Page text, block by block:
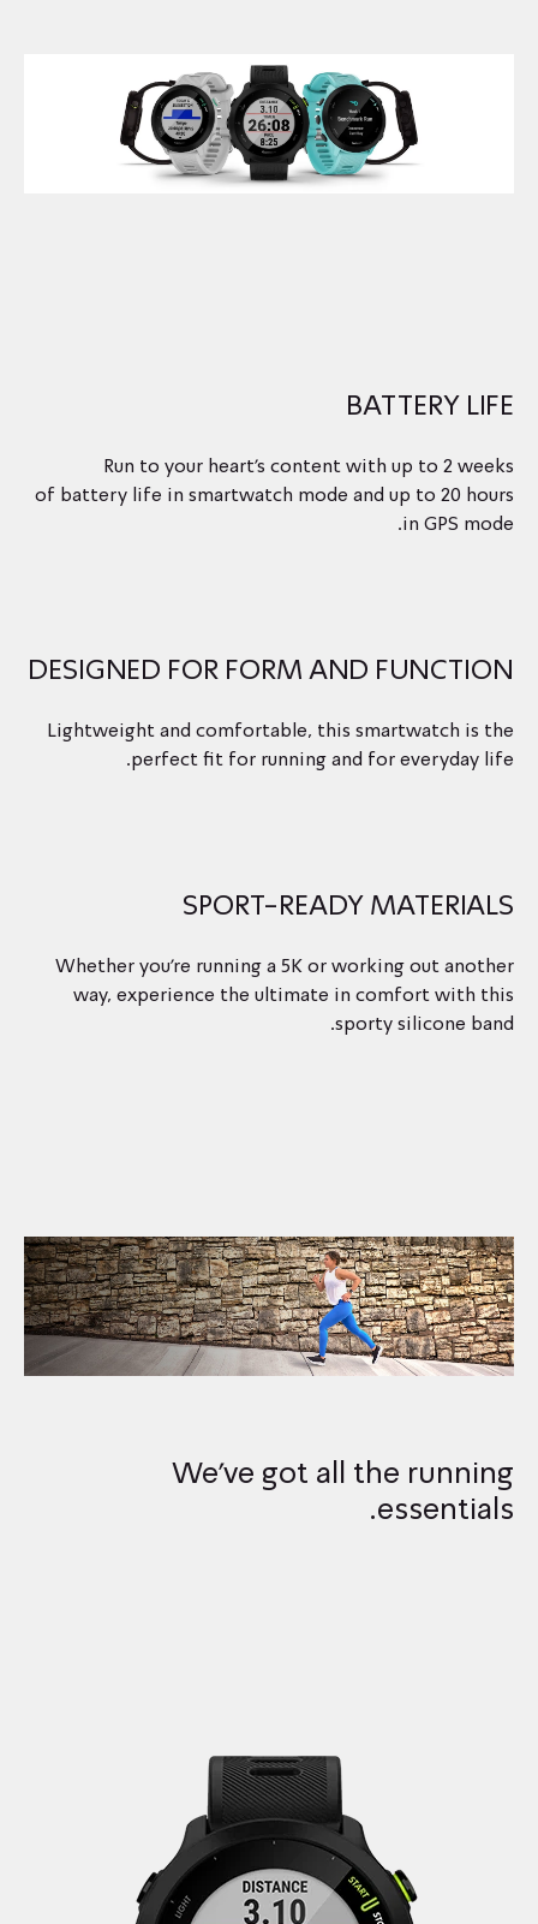
BATTERY LIFE
Run to your heart’s content with up to 2 weeks
of battery life in smartwatch mode and up to 20 hours
in GPS mode.
DESIGNED FOR FORM AND FUNCTION
Lightweight and comfortable, this smartwatch is the
perfect fit for running and for everyday life.
SPORT-READY MATERIALS
Whether you’re running a 5K or working out another
way, experience the ultimate in comfort with this
sporty silicone band.
We’ve got all the running
essentials.